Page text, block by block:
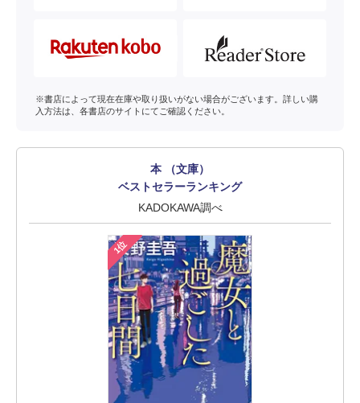
※書店によって現在在庫や取り扱いがない場合がございます。詳しい購
入方法は、各書店のサイトにてご確認ください。
本 （文庫）
ベストセラーランキング
KADOKAWA調べ
1位